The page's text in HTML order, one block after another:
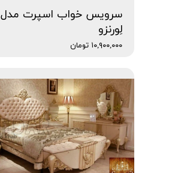
سرویس خواب اسپرت مدل
لِورنزو
۱۰,۹۰۰,۰۰۰ تومان